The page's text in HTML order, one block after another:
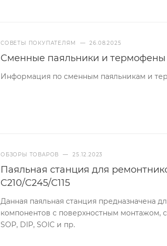
СОВЕТЫ ПОКУПАТЕЛЯМ — 26.08.2025
Сменные паяльники и термофены
Информация по сменным паяльникам и
ОБЗОРЫ ТОВАРОВ — 25.12.2023
Паяльная станция для
C210/C245/C115
Данная паяльная станция предназначена
компонентов с поверхностным монтажом,
SOP, DIP, SOIC и пр.